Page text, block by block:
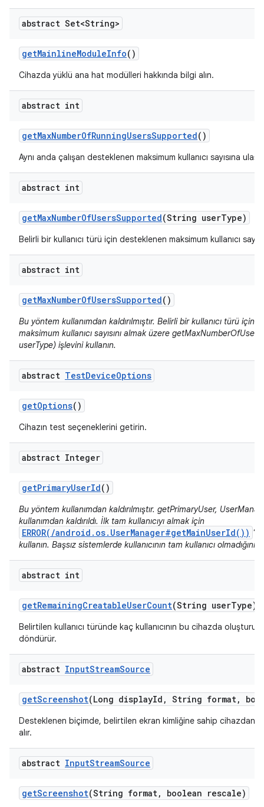
abstract Set<String>
getMainlineModuleInfo()
Cihazda yüklü ana hat modülleri hakkında bilgi alın.
abstract int
getMaxNumberOfRunningUsersSupported()
Aynı anda çalışan desteklenen maksimum kullanıcı sayısına
abstract int
getMaxNumberOfUsersSupported(String userType)
Belirli bir kullanıcı türü için desteklenen maksimum kullanıcı
abstract int
getMaxNumberOfUsersSupported()
Bu yöntem kullanımdan kaldırılmıştır. Belirli bir kullanıcı türü için
maksimum kullanıcı sayısını almak üzere
userType) işlevini kullanın.
abstract TestDeviceOptions
getOptions()
Cihazın test seçeneklerini getirin.
abstract Integer
getPrimaryUserId()
Bu yöntem kullanımdan kaldırılmıştır. getPrimaryUser,
kullanımdan kaldırıldı. İlk tam kullanıcıyı almak için
ERROR(/android.os.UserManager#getMainUserId()) 'ı
kullanın. Başsız sistemlerde kullanıcının tam kullanıcı olmadığını
abstract int
getRemainingCreatableUserCount(String userType)
Belirtilen kullanıcı türünde kaç kullanıcının bu cihazda
döndürür.
abstract InputStreamSource
getScreenshot(Long displayId , String format,
Desteklenen biçimde, belirtilen ekran kimliğine sahip cihazdan
alır.
abstract InputStreamSource
getScreenshot(String format, boolean rescale)